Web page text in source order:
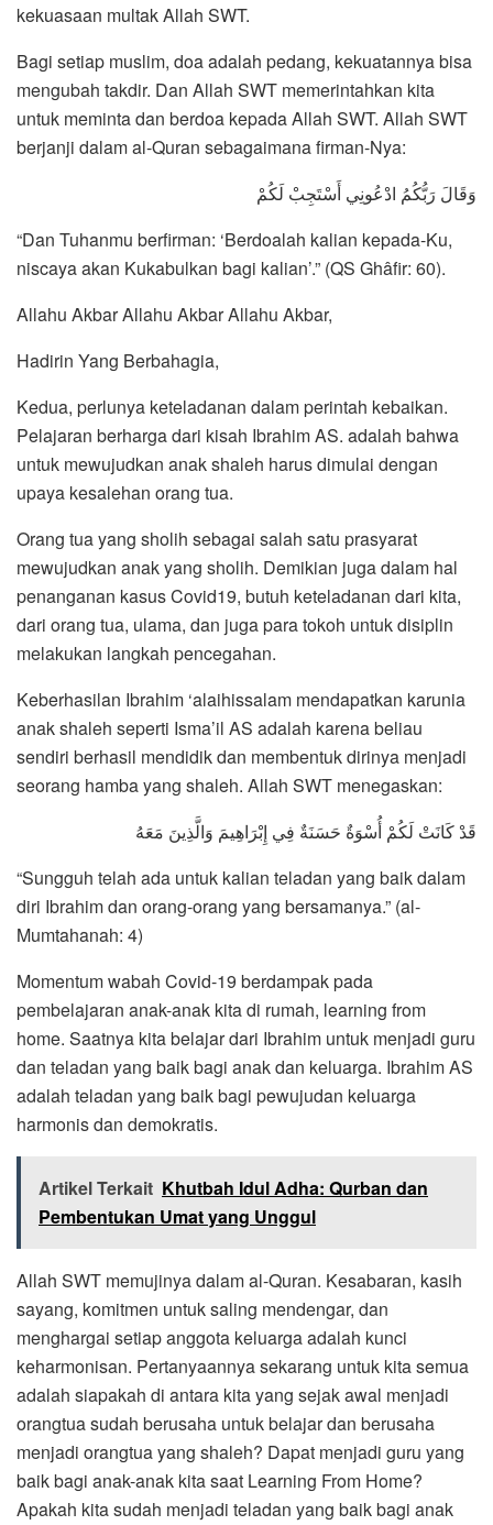
kekuasaan multak Allah SWT.
Bagi setiap muslim, doa adalah pedang, kekuatannya bisa
mengubah takdir. Dan Allah SWT memerintahkan kita
untuk meminta dan berdoa kepada Allah SWT. Allah SWT
berjanji dalam al-Quran sebagaimana firman-Nya:
وَقَالَ رَبُّكُمُ ادْعُونِي أَسْتَجِبْ لَكُمْ
“Dan Tuhanmu berfirman: ‘Berdoalah kalian kepada-Ku,
niscaya akan Kukabulkan bagi kalian’.” (QS Ghâfir: 60).
Allahu Akbar Allahu Akbar Allahu Akbar,
Hadirin Yang Berbahagia,
Kedua, perlunya keteladanan dalam perintah kebaikan.
Pelajaran berharga dari kisah Ibrahim AS. adalah bahwa
untuk mewujudkan anak shaleh harus dimulai dengan
upaya kesalehan orang tua.
Orang tua yang sholih sebagai salah satu prasyarat
mewujudkan anak yang sholih. Demikian juga dalam hal
penanganan kasus Covid19, butuh keteladanan dari kita,
dari orang tua, ulama, dan juga para tokoh untuk disiplin
melakukan langkah pencegahan.
Keberhasilan Ibrahim ‘alaihissalam mendapatkan karunia
anak shaleh seperti Isma’il AS adalah karena beliau
sendiri berhasil mendidik dan membentuk dirinya menjadi
seorang hamba yang shaleh. Allah SWT menegaskan:
قَدْ كَانَتْ لَكُمْ أُسْوَةٌ حَسَنَةٌ فِي إِبْرَاهِيمَ وَالَّذِينَ مَعَهُ
“Sungguh telah ada untuk kalian teladan yang baik dalam
diri Ibrahim dan orang-orang yang bersamanya.” (al-
Mumtahanah: 4)
Momentum wabah Covid-19 berdampak pada
pembelajaran anak-anak kita di rumah, learning from
home. Saatnya kita belajar dari Ibrahim untuk menjadi guru
dan teladan yang baik bagi anak dan keluarga. Ibrahim AS
adalah teladan yang baik bagi pewujudan keluarga
harmonis dan demokratis.
Artikel Terkait Khutbah Idul Adha: Qurban dan
Pembentukan Umat yang Unggul
Allah SWT memujinya dalam al-Quran. Kesabaran, kasih
sayang, komitmen untuk saling mendengar, dan
menghargai setiap anggota keluarga adalah kunci
keharmonisan. Pertanyaannya sekarang untuk kita semua
adalah siapakah di antara kita yang sejak awal menjadi
orangtua sudah berusaha untuk belajar dan berusaha
menjadi orangtua yang shaleh? Dapat menjadi guru yang
baik bagi anak-anak kita saat Learning From Home?
Apakah kita sudah menjadi teladan yang baik bagi anak